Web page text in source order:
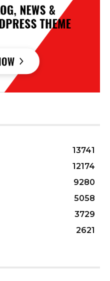
13741
12174
9280
5058
3729
2621